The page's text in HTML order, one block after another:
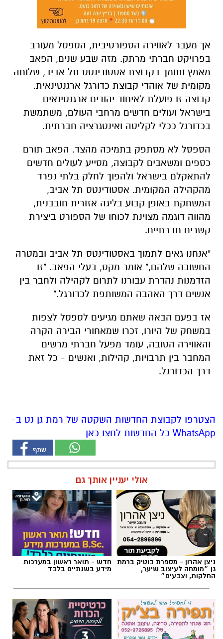
אך מעבר לאווירה הספורטיבית, הספסל מעורב
בפרויקט חברתי מרתק. מזה שבע שנים, הפאב
מאמץ ותומך בקבוצת אסטודינטס תל אביב, שלוחה
מקומית של אוהדי קבוצת כדורגל ארגנטינאית.
קבוצה זו פועלת לאיחוד יהודים ארגנטינאים
בישראל ועולים חדשים מרחבי העולם, משתמשת
בכדורגל ככלי לקליטה ואינטגרציה חברתית.
הספסל לא מסתפק בתמיכה מהצד. הפאב תורם
כספים ומשאבים לקבוצה, מסייע לעולים חדשים
להתאקלם בישראל ולהפוך לחלק בלתי נפרד
מהקהילה המקומית. אסטודינטס תל אביב,
המשחקת באופן קבוע בליגה אזורית חובבנית,
מהווה דוגמה מצוינת לכוחו של הספורט ביצירת
קשרים חברתיים.
"אנחנו גאים לתמוך באסטודינטס תל אביב ובמטרה
החשובה שלהם," אומר מקס, בעלי הפאב. "זו
הזדמנות נהדרת עבורנו לתרום לקהילה ולחבר בין
אנשים דרך האהבה המשותפת לכדורגל."
אז בפעם הבאה שאתם מגיעים לספסל לצפות
במשחק של היורו, זכרו שמאחורי הבירה הקרה
והאווירה הטובה, עומד מפעל חברתי מרשים
המחבר בין תרבויות, קהילות, ואנשים - כל זאת
דרך הכדורגל.​​​​​​​​​​​​​​​​
הצטרפו לקבוצת החדשות השקטה של רמת גן נט ב-
WhatsApp כל החדשות לחצו כאן
אולי יעניין אותך גם
ניצן אהרון - מספרת בוטיק ברמת
גן ״מומחה לעיצוב שיער,
החלקות, וצבעים״
חדש - תואר ראשון במערכות
מידע בשנתיים בלבד